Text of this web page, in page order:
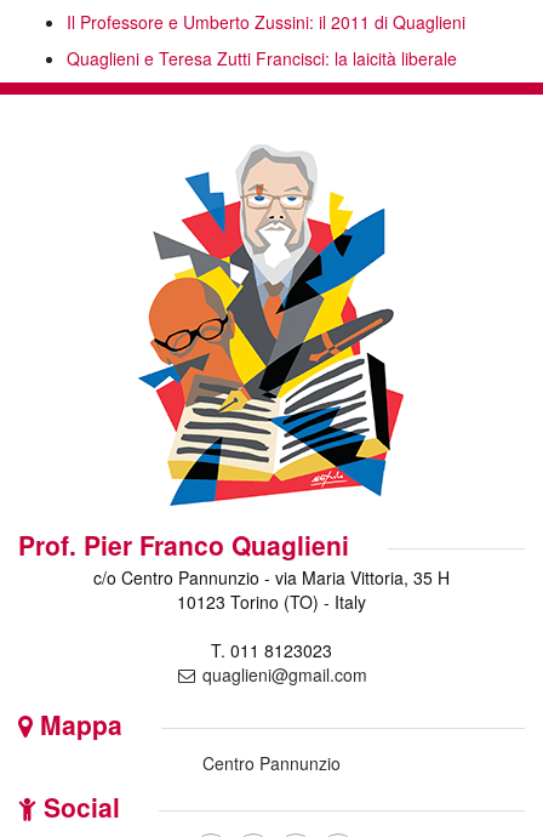
Il Professore e Umberto Zussini: il 2011 di Quaglieni
Quaglieni e Teresa Zutti Francisci: la laicità liberale
Prof. Pier Franco Quaglieni
c/o Centro Pannunzio - via Maria Vittoria, 35 H
10123 Torino (TO) - Italy
T. 011 8123023
quaglieni@gmail.com
Mappa
Centro Pannunzio
Social